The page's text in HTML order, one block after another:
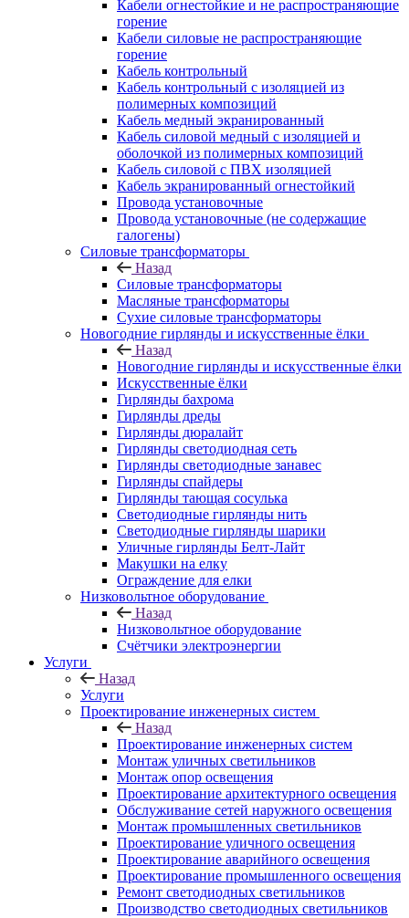
Кабели огнестойкие и не распространяющие
горение
Кабели силовые не распространяющие
горение
Кабель контрольный
Кабель контрольный с изоляцией из
полимерных композиций
Кабель медный экранированный
Кабель силовой медный с изоляцией и
оболочкой из полимерных композиций
Кабель силовой с ПВХ изоляцией
Кабель экранированный огнестойкий
Провода установочные
Провода установочные (не содержащие
галогены)
Силовые трансформаторы
Назад
Силовые трансформаторы
Масляные трансформаторы
Сухие силовые трансформаторы
Новогодние гирлянды и искусственные ёлки
Назад
Новогодние гирлянды и искусственные ёлки
Искусственные ёлки
Гирлянды бахрома
Гирлянды дреды
Гирлянды дюралайт
Гирлянды светодиодная сеть
Гирлянды светодиодные занавес
Гирлянды спайдеры
Гирлянды тающая сосулька
Светодиодные гирлянды нить
Светодиодные гирлянды шарики
Уличные гирлянды Белт-Лайт
Макушки на елку
Ограждение для елки
Низковольтное оборудование
Назад
Низковольтное оборудование
Счётчики электроэнергии
Услуги
Назад
Услуги
Проектирование инженерных систем
Назад
Проектирование инженерных систем
Монтаж уличных светильников
Монтаж опор освещения
Проектирование архитектурного освещения
Обслуживание сетей наружного освещения
Монтаж промышленных светильников
Проектирование уличного освещения
Проектирование аварийного освещения
Проектирование промышленного освещения
Ремонт светодиодных светильников
Производство светодиодных светильников